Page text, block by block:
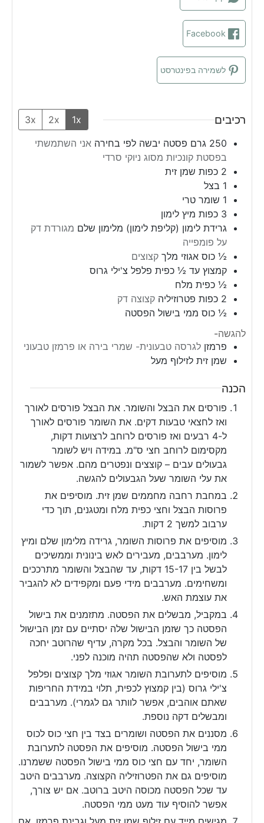
לשמירה בפינטרסט
רכיבים 1x
2x
3x
250 גרם פסטה יבשה לפי בחירה אני השתמשתי
בפסטת קונכיות מסוג ניוקי סרדי
2 כפות שמן זית
1 בצל
1 שומר טרי
3 כפות מיץ לימון
גרידת לימון (קליפת לימון) מלימון שלם מגורדת דק
על פומפייה
½ כוס אגוזי מלך קצוצים
קמצוץ עד ½ כפית פלפל צ'ילי גרוס
½ כפית מלח
2 כפות פטרוזיליה קצוצה דק
½ כוס ממי בישול הפסטה
להגשה-
פרמזן לגרסה טבעונית- שמרי בירה או פרמזן טבעוני
שמן זית לזילוף מעל
הכנה
פורסים את הבצל והשומר. את הבצל פורסים לאורך
ואז לחצאי טבעות דקים. את השומר פורסים לאורך
ל-4 רבעים ואז פורסים לרוחב לרצועות דקות,
מקסימום לרוחב חצי ס"מ. במידה ויש לשומר
גבעולים עבים – קוצצים ונפטרים מהם. אפשר לשמור
את עלי השומר שעל הגבעולים להגשה.
במחבת רחבה מחממים שמן זית. מוסיפים את
פרוסות הבצל וחצי כפית מלח ומטגנים, תוך כדי
ערבוב למשך 2 דקות.
מוסיפים את פרוסות השומר, גרידה מלימון שלם ומיץ
לימון. מערבבים, מעבירים לאש בינונית וממשיכים
לבשל בין 15-17 דקות, עד שהבצל והשומר מתרככים
ומשחימים. מערבבים מידי פעם ומקפידים לא להגביר
את עוצמת האש.
במקביל, מבשלים את הפסטה. מתזמנים את בישול
הפסטה כך שזמן הבישול שלה יסתיים עם זמן הבישול
של השומר והבצל. בכל מקרה, עדיף שהרוטב יחכה
לפסטה ולא שהפסטה תהיה מוכנה לפני.
מוסיפים לתערובת השומר אגוזי מלך קצוצים ופלפל
צ'ילי גרוס (בין קמצוץ לכפית, תלוי במידת החריפות
שאתם אוהבים, אפשר לוותר גם לגמרי). מערבבים
ומבשלים דקה נוספת.
מסננים את הפסטה ושומרים בצד בין חצי כוס לכוס
ממי בישול הפסטה. מוסיפים את הפסטה לתערובת
השומר, יחד עם חצי כוס ממי בישול הפסטה ששמרנו.
מוסיפים גם את הפטרוזיליה הקצוצה. מערבבים היטב
עד שכל הפסטה מכוסה היטב ברוטב. אם יש צורך,
אפשר להוסיף עוד מעט ממי הפסטה.